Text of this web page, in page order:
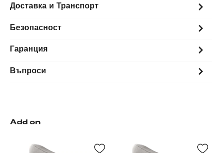
Доставка и Транспорт
Безопасност
Гаранция
Въпроси
Add on